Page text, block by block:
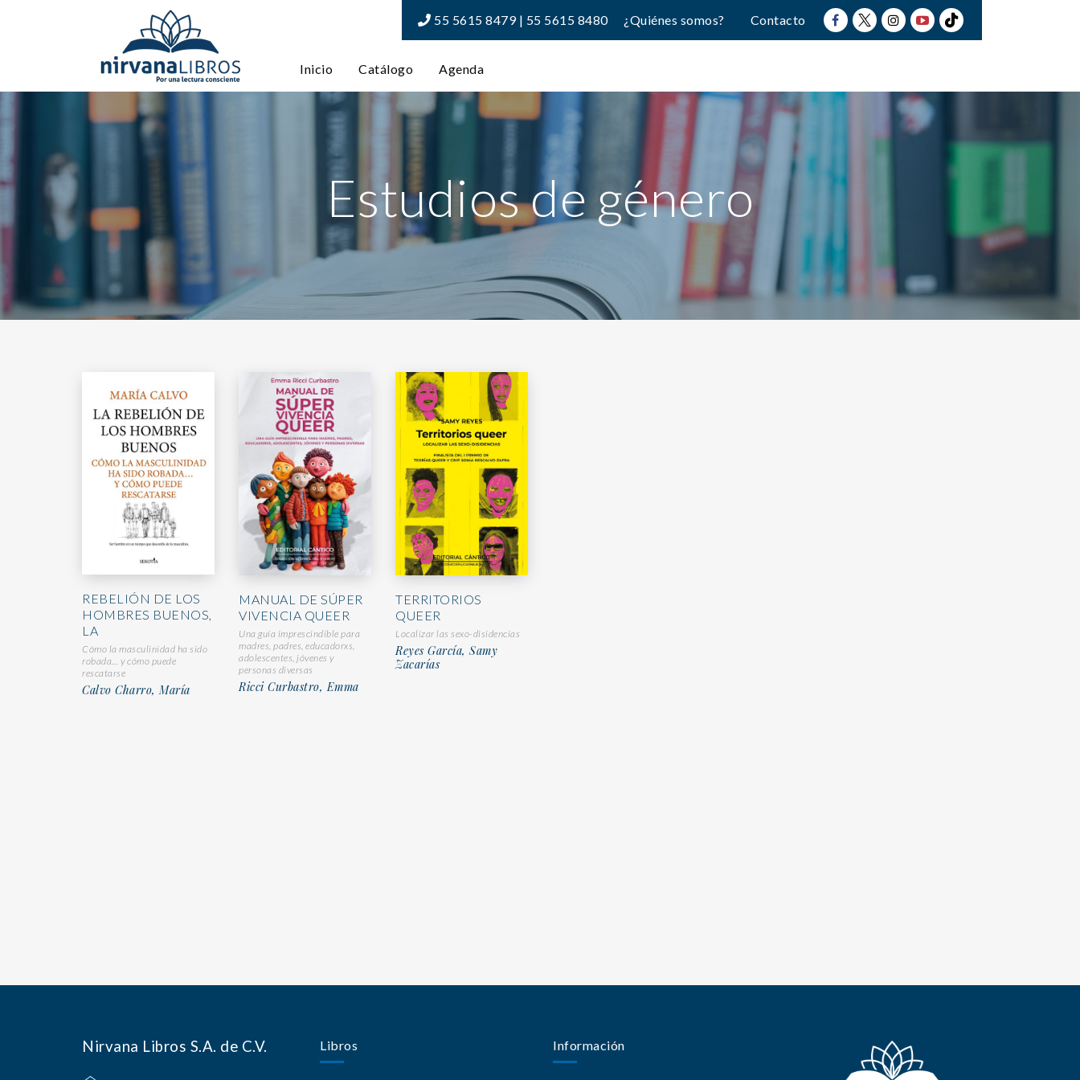
55 5615 8479 | 55 5615 8480 ¿Quiénes somos? Contacto
Inicio Catálogo Agenda
Estudios de género
REBELIÓN DE LOS
HOMBRES BUENOS,
LA
Cómo la masculinidad ha sido
robada… y cómo puede
rescatarse
Calvo Charro, María
MANUAL DE SÚPER
VIVENCIA QUEER
Una guía imprescindible para
madres, padres, educadorxs,
adolescentes, jóvenes y
personas diversas
Ricci Curbastro, Emma
TERRITORIOS
QUEER
Localizar las sexo-disidencias
Reyes García, Samy
Zacarías
Nirvana Libros S.A. de C.V. Libros Información